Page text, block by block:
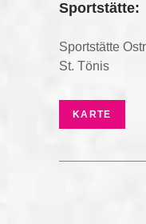
Sportstätte:
Sportstätte
St. Tönis
KARTE